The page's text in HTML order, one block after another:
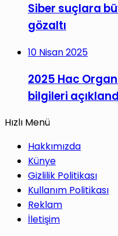
Siber suçlara
gözaltı
10 Nisan 2025
2025 Hac
bilgileri
Hızlı Menü
Hakkımızda
Künye
Gizlilik Politikası
Kullanım Politikası
Reklam
İletişim